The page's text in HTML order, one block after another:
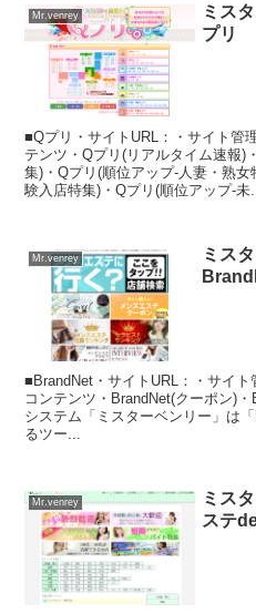
Mr.venrey
ミス
プリ
■Qプリ・サイトURL：・サイト管
テンツ・Qプリ(リアルタイム速報)
集)・Qプリ(順位アップ-人妻・熟
験入店特集)・Qプリ(順位アップ-未
Mr.venrey
ミス
■BrandNet・サイトURL：・サイ
コンテンツ・BrandNet(クーポン)
システム「ミスターベンリー」は
るツー...
Mr.venrey
ミス
ステ